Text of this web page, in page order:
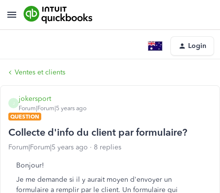
Login
Ventes et clients
jokersport
Forum|Forum|5 years ago
QUESTION
Collecte d'info du client par formulaire?
Forum|Forum|5 years ago 8 replies
Bonjour!
Je me demande si il y aurait moyen d'envoyer un
formulaire a remplir par le client. Un formulaire qui